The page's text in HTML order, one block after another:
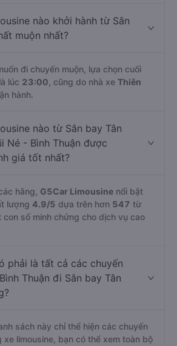
nào khởi hành từ Sân
muộn nhất?
đi chuyến muộn, lựa chọn cuối
lúc 23:00 , cũng do nhà xe Thiên
hành.
nào từ Sân bay Tân
Né - Bình Thuận được
giá tốt nhất?
hãng, G5Car Limousine nổi bật
lượng 4.9/5 dựa trên hơn 547 từ
con số minh chứng cho dịch vụ cao
phải là tất cả các chuyến
Thuận đi Sân bay Tân
sách này chỉ thể hiện các chuyến
xe limousine, bạn có thể xem toàn bộ